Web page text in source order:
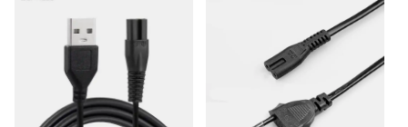
gauges ensures that you can find the perfect fit for
your power needs, whether you're looking for a
short cable for your desk setup or a longer one for
your home entertainment system.
**Optimized for Wholesale and Vendor Use**